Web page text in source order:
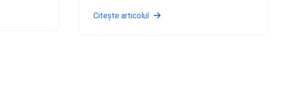
Citește articolul